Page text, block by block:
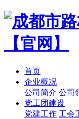
首页
企业概况
公司简介 公司
党工团建设
党建工作 工会